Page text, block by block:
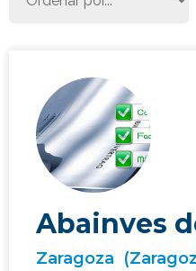
Abainves
Zaragoza